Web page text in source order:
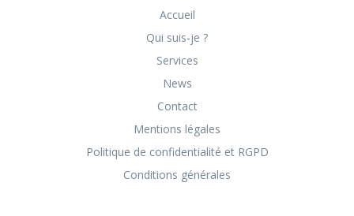
Accueil
Qui suis-je ?
Services
News
Contact
Mentions légales
Politique de confidentialité et RGPD
Conditions générales